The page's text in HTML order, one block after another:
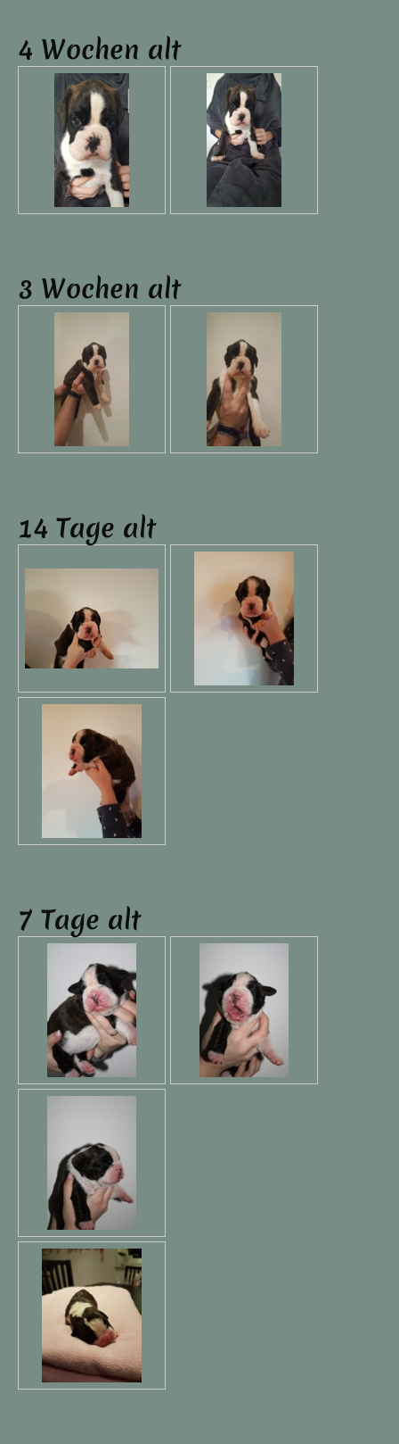
4 Wochen alt
3 Wochen alt
14 Tage alt
7 Tage alt